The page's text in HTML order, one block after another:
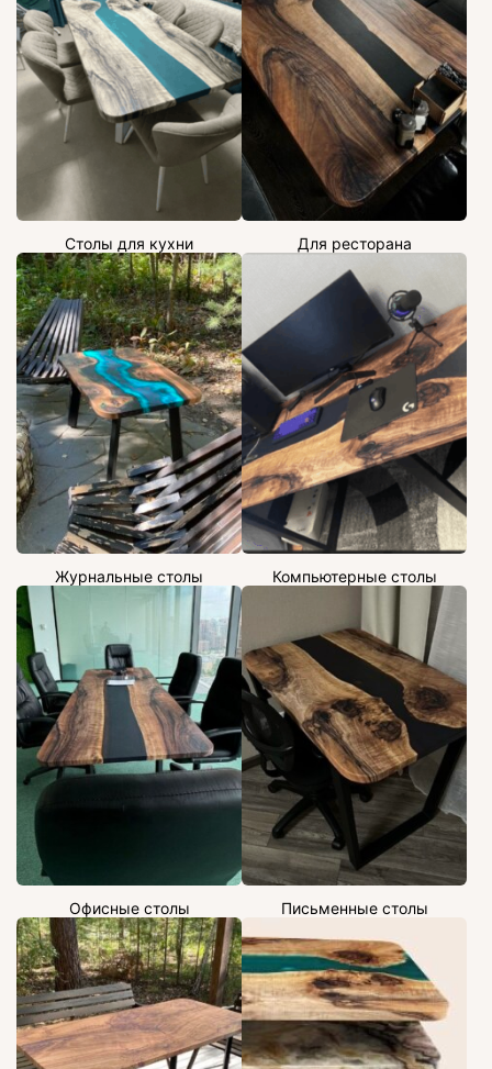
Столы для кухни Для ресторана
Журнальные столы Компьютерные столы
Офисные столы Письменные столы